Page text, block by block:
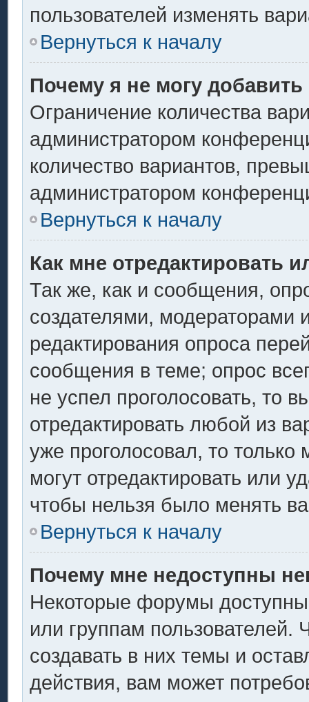
пользователей изменять
Вернуться к началу
Почему я не могу
Ограничение количества
администратором
количество вариантов,
администратором
Вернуться к началу
Как мне отредактировать
Так же, как и сообщения,
создателями, модераторами
редактирования опроса
сообщения в теме; опрос
не успел проголосовать, то
отредактировать любой из
уже проголосовал, то
могут отредактировать или
чтобы нельзя было менять
Вернуться к началу
Почему мне недоступны
Некоторые форумы
или группам
создавать в них темы и
действия, вам может